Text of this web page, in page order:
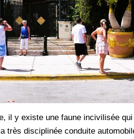
il y existe une faune incivilisée
disciplinée conduite